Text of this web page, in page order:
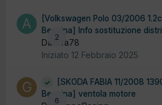
2
[Volkswagen Polo 03/2006
Benzina] Info sostituzione
Da alfa78
Iniziato 12 Febbraio 2025
6
[SKODA FABIA 11/2008
Benzina] ventola motore